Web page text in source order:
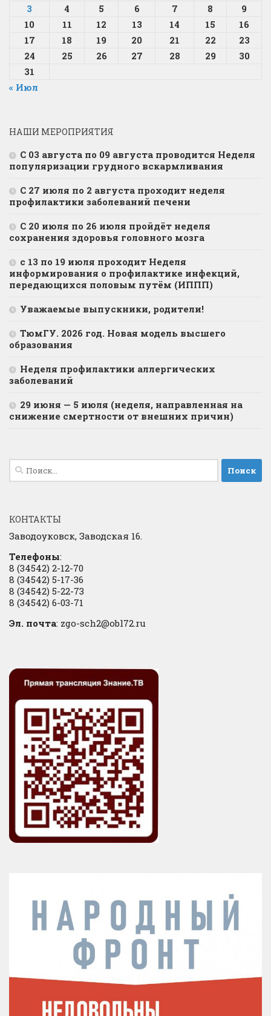
3
4 5 6 7 8
9
10
11 12 13 14 15
16
17
18 19 20 21 22
23
24
25 26 27 28 29
30
31
« Июл
НАШИ МЕРОПРИЯТИЯ
С 03 августа по 09 августа проводится Неделя
популяризации грудного вскармливания
С 27 июля по 2 августа проходит неделя
профилактики заболеваний печени
С 20 июля по 26 июля пройдёт неделя
сохранения здоровья головного мозга
с 13 по 19 июля проходит Неделя
информирования о профилактике инфекций,
передающихся половым путём (ИППП)
Уважаемые выпускники, родители!
ТюмГУ. 2026 год. Новая модель высшего
образования
Неделя профилактики аллергических
заболеваний
29 июня — 5 июля (неделя, направленная на
снижение смертности от внешних причин)
Найти:
КОНТАКТЫ
Заводоуковск, Заводская 16.
Телефоны:
8 (34542) 2-12-70
8 (34542) 5-17-36
8 (34542) 5-22-73
8 (34542) 6-03-71
Эл. почта: zgo-sch2@obl72.ru